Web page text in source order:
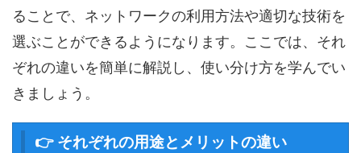
ることで、ネットワークの利用方法や適切な技術を
選ぶことができるようになります。ここでは、それ
ぞれの違いを簡単に解説し、使い分け方を学んでい
きましょう。
👉 それぞれの用途とメリットの違い